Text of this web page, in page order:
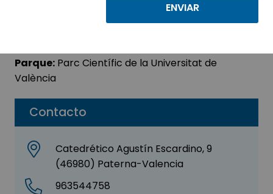
Contacto
Catedrético Agustín Escardino, 9
(46980) Paterna-Valencia
963544758
Parque: Parc Científic de la Universitat de
València